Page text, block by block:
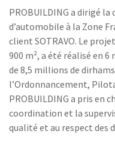
PROBUILDING a dirigé
d’automobile à la Zone
client SOTRAVO. Le
900 m², a été réalisé en
de 8,5 millions de
l’Ordonnancement,
PROBUILDING a pris en
coordination et la
qualité et au respect des